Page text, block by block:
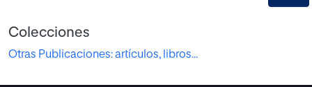
Colecciones
Otras Publicaciones: artículos, libros...